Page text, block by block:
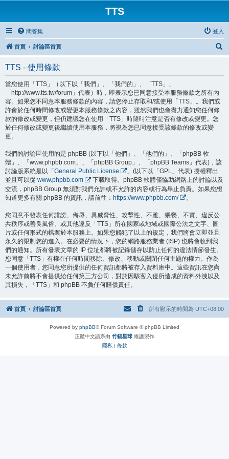
TTS
問答集 登入
首頁 討論區首頁
TTS - 使用條款
當您使用「TTS」（以下以「我們」、「我們的」、「TTS」、
「http://www.tts.tw/forum」代表）時，即表示您已同意接受本服務條款之所有內
容。如果您不同意本服務條款的內容，請您停止存取和/或使用「TTS」。我們或
許會於任何時間修改或變更本服務條款之內容，雖然我們也會盡力通知您任何條
款的修改或變更，但仍建議您在使用「TTS」時隨時注意是否有修改或變更。您
於任何修改或變更後繼續使用本服務，將視為您已同意接受該條款的修改或變
更。
我們的討論區使用的是 phpBB (以下以「他們」、「他們的」、「phpBB 軟
體」、「www.phpbb.com」、「phpBB Group」、「phpBB Teams」代表)，該
討論版系統是以「 General Public License
」(以下以「GPL」代表) 授權釋出
並且可以從 www.phpbb.com
下載取得。phpBB 軟體僅協助網路上的討論以及
交流，phpBB Group 無須對我們允許或不允許的內容或行為舉止負責。如果您想
知道更多有關 phpBB 的資訊，請前往： https://www.phpbb.com/ 。
您同意不發表任何誹謗、侮辱、具威脅性、攻擊性、不雅、猥褻、不實、違反公
共秩序或善良風俗、或其他違反「TTS」所在國家或地域或國際公法之文字、圖
片或任何形式的檔案於本服務上。如果您觸犯了以上的規定，我們將會立即並且
永久的限制您的進入。在必要的情況下，您的網路服務業者 (ISP) 也將會收到我
們的通知。所有發表文章的 IP 位址都將被記錄儲存以防止任何的違法情節發生。
您同意「TTS」有權在任何時間移除、修改、移動或關閉任何主題的權力。作為
一個使用者，您同意您所提供的任何資訊都將被存入資料庫中。這些資訊在您尚
未允許前將不會提供給任何第三方公司，對於因駭客入侵所造成的資料外洩以及
其損失，「TTS」和 phpBB 不負任何賠償責任。
首頁 討論區首頁 所有顯示的時間為 UTC+08:00
Powered by phpBB® Forum Software © phpBB Limited
正體中文語系由 竹貓星球 維護製作
隱私 | 條款